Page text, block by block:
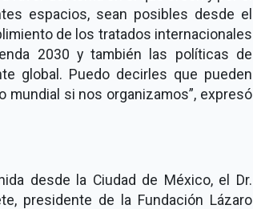
espacios, sean posibles desde el
de los tratados internacionales
2030 y también las políticas de
global. Puedo decirles que pueden
mundial si nos organizamos”, expresó
desde la Ciudad de México, el Dr.
presidente de la Fundación Lázaro